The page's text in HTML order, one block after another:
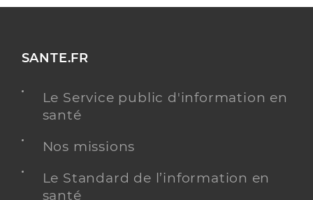
SANTE.FR
Le Service public d'information en
santé
Nos missions
Le Standard de l’information en
santé